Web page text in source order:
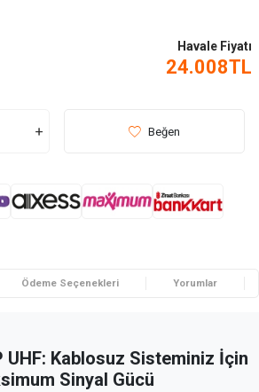
Havale Fiyatı
24.008TL
Beğen
Ödeme Seçenekleri Yorumlar
UHF: Kablosuz Sisteminiz İçin
Sinyal Gücü